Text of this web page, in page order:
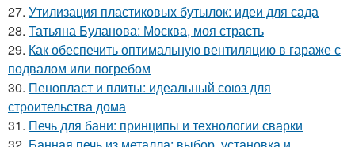
27. Утилизация пластиковых бутылок: идеи для сада
28. Татьяна Буланова: Москва, моя страсть
29. Как обеспечить оптимальную вентиляцию в гараже с
подвалом или погребом
30. Пенопласт и плиты: идеальный союз для
строительства дома
31. Печь для бани: принципы и технологии сварки